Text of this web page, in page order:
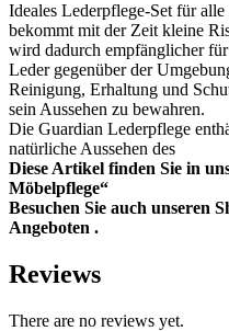
Ideales Lederpflege-Set für
bekommt mit der Zeit kleine
wird dadurch empfänglicher
Leder gegenüber der
Reinigung, Erhaltung und
sein Aussehen zu bewahren.
Die Guardian Lederpflege
natürliche Aussehen des
Diese Artikel finden Sie in
Möbelpflege“
Besuchen Sie auch unseren
Angeboten .
Reviews
There are no reviews yet.